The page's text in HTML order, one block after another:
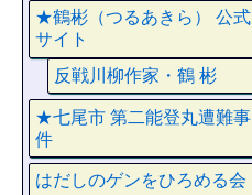
★鶴彬（つるあきら） 公式
サイト
反戦川柳作家・鶴 彬
★七尾市 第二能登丸遭難事
件
はだしのゲンをひろめる会